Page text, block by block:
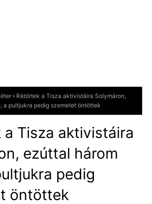
Rátörtek a Tisza aktivistáira Solymáron,
a pultjukra pedig szemetet öntöttek
a Tisza aktivistáira
ezúttal három
pedig
öntöttek